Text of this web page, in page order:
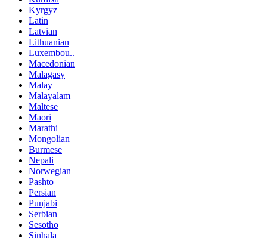
Kyrgyz
Latin
Latvian
Lithuanian
Luxembou..
Macedonian
Malagasy
Malay
Malayalam
Maltese
Maori
Marathi
Mongolian
Burmese
Nepali
Norwegian
Pashto
Persian
Punjabi
Serbian
Sesotho
Sinhala